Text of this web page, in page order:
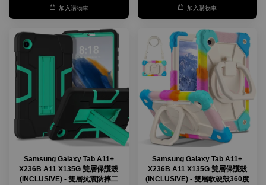
加入購物車 加入購物車
Samsung Galaxy Tab A11+
X236B A11 X135G 雙層保護殼
(INCLUSIVE) - 雙層抗震防摔二
Samsung Galaxy Tab A11+
X236B A11 X135G 雙層保護殼
(INCLUSIVE) - 雙層軟硬殼360度